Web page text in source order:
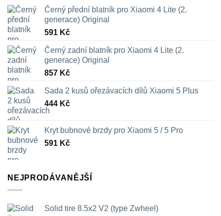
Černý přední blatník pro Xiaomi 4 Lite (2.
generace) Original
591 Kč
Černý zadní blatník pro Xiaomi 4 Lite (2.
generace) Original
857 Kč
Sada 2 kusů ořezávacích dílů Xiaomi 5 Plus
444 Kč
Kryt bubnové brzdy pro Xiaomi 5 / 5 Pro
591 Kč
NEJPRODÁVANĚJŠÍ
Solid tire 8.5x2 V2 (type Zwheel)